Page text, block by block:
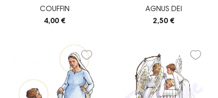
COUFFIN
4,00 €
AGNUS DEI
2,50 €